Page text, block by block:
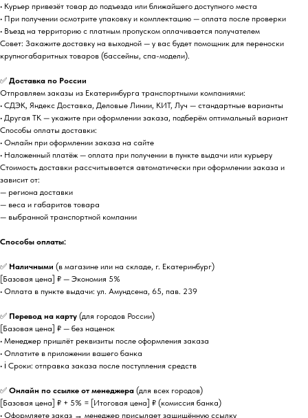
• Курьер привезёт товар до подъезда или ближайшего доступного места
• При получении осмотрите упаковку и комплектацию — оплата после проверки
• Въезд на территорию с платным пропуском оплачивается получателем
Совет: Закажите доставку на выходной — у вас будет помощник для переноски
крупногабаритных товаров (бассейны, спа-модели).
✅ Доставка по России
Отправляем заказы из Екатеринбурга транспортными компаниями:
• СДЭК, Яндекс Доставка, Деловые Линии, КИТ, Луч — стандартные варианты
• Другая ТК — укажите при оформлении заказа, подберём оптимальный вариант
Способы оплаты доставки:
• Онлайн при оформлении заказа на сайте
• Наложенный платёж — оплата при получении в пункте выдачи или курьеру
Стоимость доставки рассчитывается автоматически при оформлении заказа и
зависит от:
— региона доставки
— веса и габаритов товара
— выбранной транспортной компании
Способы оплаты:
✅ Наличными (в магазине или на складе, г. Екатеринбург)
[Базовая цена] ₽ — Экономия 5%
• Оплата в пункте выдачи: ул. Амундсена, 65, пав. 239
✅ Перевод на карту (для городов России)
[Базовая цена] ₽ — без наценок
• Менеджер пришлёт реквизиты после оформления заказа
• Оплатите в приложении вашего банка
• ℹ️ Сроки: отправка заказа после поступления средств
✅ Онлайн по ссылке от менеджера (для всех городов)
[Базовая цена] ₽ + 5% = [Итоговая цена] ₽ (комиссия банка)
• Оформляете заказ → менеджер присылает защищённую ссылку